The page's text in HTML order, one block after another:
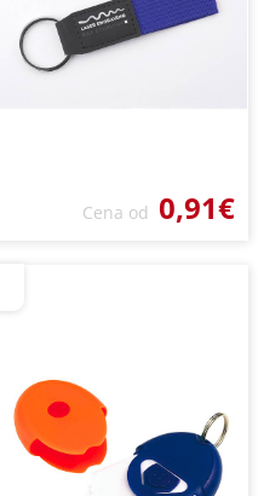
Cena od 0,91€